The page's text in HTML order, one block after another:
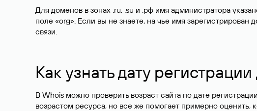
Для доменов в зонах .ru, .su и .рф имя администратора
поле «org». Если вы не знаете, на чье имя
связи.
Как узнать дату
В Whois можно проверить возраст сайта по дате
возрастом ресурса, но все же помогает примерно оценить,